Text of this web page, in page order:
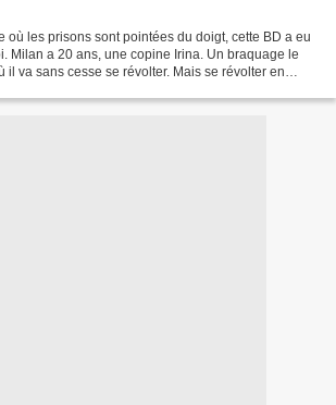
où les prisons sont pointées du doigt, cette BD a eu
Milan a 20 ans, une copine Irina. Un braquage le
il va sans cesse se révolter. Mais se révolter en